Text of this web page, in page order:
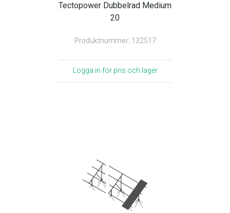
Tectopower Dubbelrad Medium
20
Produktnummer: 132517
Logga in för pris och lager